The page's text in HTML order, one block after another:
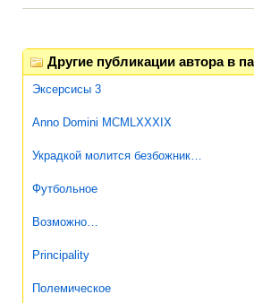
Другие публикации автора в
Эксерсисы 3
Anno Domini MCMLXXXIX
Украдкой молится безбожник…
Футбольное
Возможно…
Principality
Полемическое